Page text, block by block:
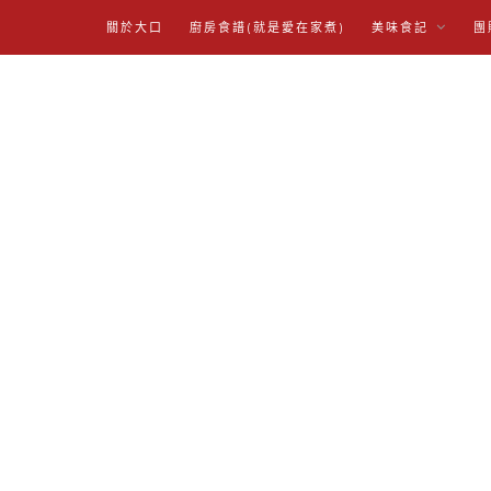
關於大口 廚房食譜(就是愛在家煮) 美味食記